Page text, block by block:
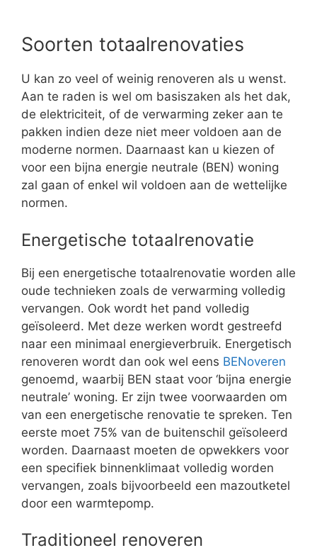
Soorten totaalrenovaties
U kan zo veel of weinig renoveren als u wenst.
Aan te raden is wel om basiszaken als het dak,
de elektriciteit, of de verwarming zeker aan te
pakken indien deze niet meer voldoen aan de
moderne normen. Daarnaast kan u kiezen of
voor een bijna energie neutrale (BEN) woning
zal gaan of enkel wil voldoen aan de wettelijke
normen.
Energetische totaalrenovatie
Bij een energetische totaalrenovatie worden alle
oude technieken zoals de verwarming volledig
vervangen. Ook wordt het pand volledig
geïsoleerd. Met deze werken wordt gestreefd
naar een minimaal energieverbruik. Energetisch
renoveren wordt dan ook wel eens BENoveren
genoemd, waarbij BEN staat voor ‘bijna energie
neutrale’ woning. Er zijn twee voorwaarden om
van een energetische renovatie te spreken. Ten
eerste moet 75% van de buitenschil geïsoleerd
worden. Daarnaast moeten de opwekkers voor
een specifiek binnenklimaat volledig worden
vervangen, zoals bijvoorbeeld een mazoutketel
door een warmtepomp.
Traditioneel renoveren